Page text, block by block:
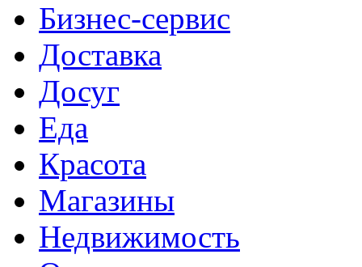
Бизнес-сервис
Доставка
Досуг
Еда
Красота
Магазины
Недвижимость